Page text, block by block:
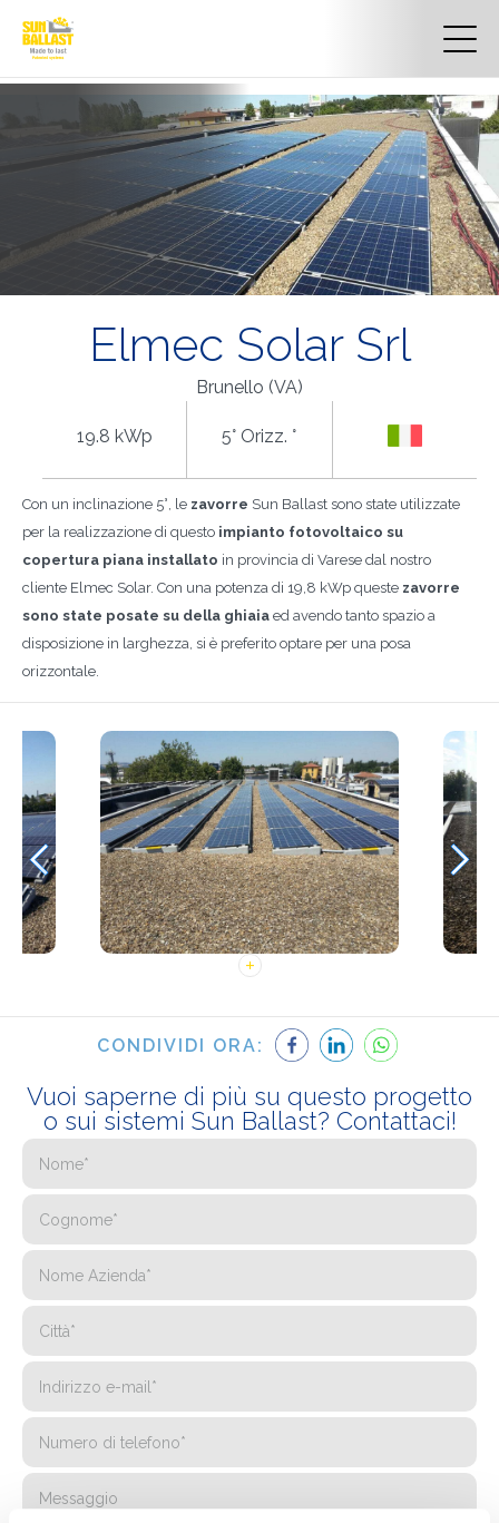
Elmec Solar Srl
Brunello (VA)
19.8 kWp 5° Orizz. °
Con un inclinazione 5°, le zavorre Sun Ballast sono state utilizzate
per la realizzazione di questo impianto fotovoltaico su
copertura piana installato in provincia di Varese dal nostro
cliente Elmec Solar. Con una potenza di 19,8 kWp queste zavorre
sono state posate su della ghiaia ed avendo tanto spazio a
disposizione in larghezza, si è preferito optare per una posa
orizzontale.
CONDIVIDI ORA:
Vuoi saperne di più su questo progetto
o sui sistemi Sun Ballast? Contattaci!